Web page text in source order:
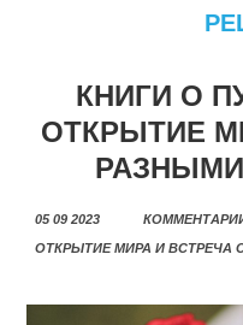
КНИГИ О
ОТКРЫТИЕ
05 09 2023
ОТКРЫТИЕ МИРА И ВСТРЕЧА